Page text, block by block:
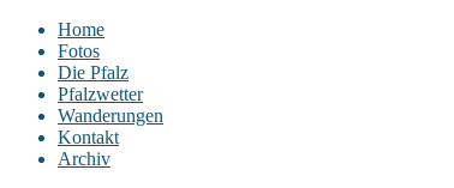
Home
Fotos
Die Pfalz
Pfalzwetter
Wanderungen
Kontakt
Archiv